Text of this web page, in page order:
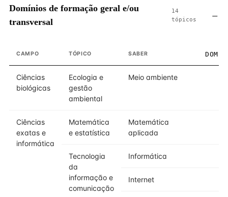
Domínios de formação geral e/ou
transversal
14
tópicos
CAMPO TÓPICO SABER
Ciências
biológicas
Ecologia e
gestão
ambiental
Meio ambiente
Ciências
exatas e
informática
Matemática
e estatística
Matemática
aplicada
Tecnologia
da
informação e
comunicação
Informática
Internet